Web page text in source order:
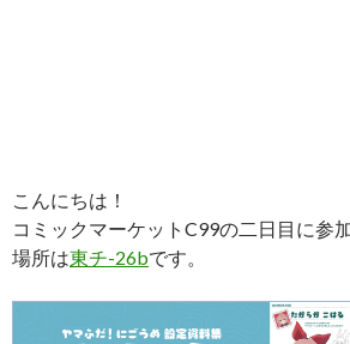
こんにちは！
コミックマーケットC99の二日目に参
場所は東チ-26bです。